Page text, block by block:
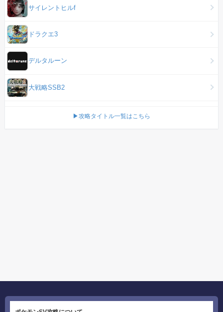
サイレントヒルf
ドラクエ3
デルタルーン
大戦略SSB2
▶攻略タイトル一覧はこちら